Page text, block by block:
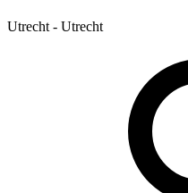
Utrecht - Utrecht